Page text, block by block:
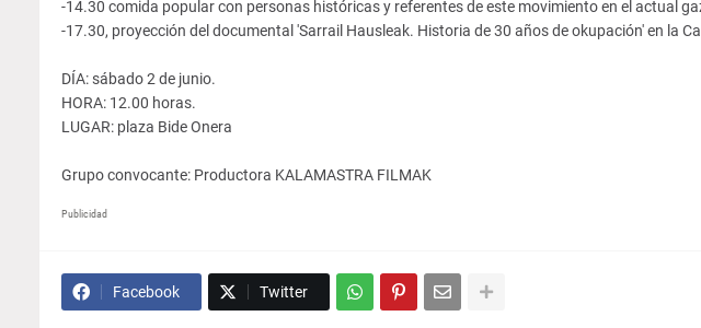
-14.30 comida popular con personas históricas y referentes de este movimiento en el actual
-17.30, proyección del documental 'Sarrail Hausleak. Historia de 30 años de okupación' en la
DÍA: sábado 2 de junio.
HORA: 12.00 horas.
LUGAR: plaza Bide Onera
Grupo convocante: Productora KALAMASTRA FILMAK
Publicidad
Facebook Twitter